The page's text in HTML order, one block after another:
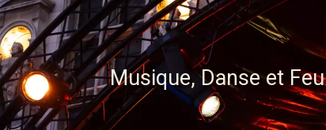
Musique, Danse et Feu